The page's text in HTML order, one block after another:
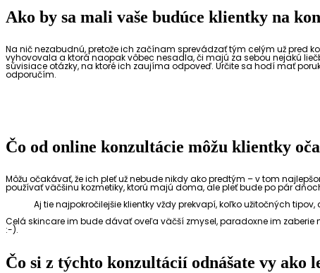
Ako by sa mali vaše budúce klientky na
Na nič nezabudnú, pretože ich začínam sprevádzať tým celým už pred
vyhovovala a ktorá naopak vôbec nesadla, či majú za sebou nejakú
súvisiace otázky, na ktoré ich zaujíma odpoveď. Určite sa hodí mať
odporučím.
Čo od online konzultácie môžu klientky
Môžu očakávať, že ich pleť už nebude nikdy ako predtým – v tom
používať väčšinu kozmetiky, ktorú majú doma, ale pleť bude po pár
Aj tie najpokročilejšie klientky vždy prekvapí, koľko užitočných
Celá skincare im bude dávať oveľa väčší zmysel, paradoxne im zaberie
:-).
Čo si z týchto konzultácií odnášate vy ako